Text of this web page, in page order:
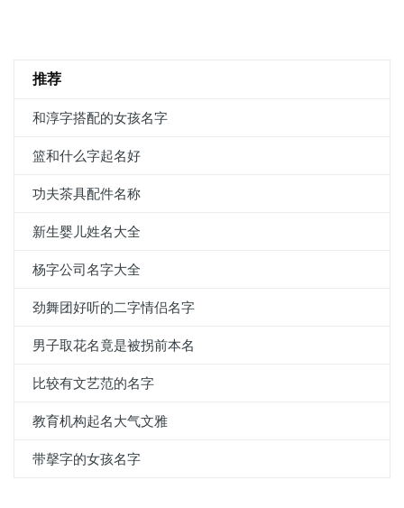
推荐
和淳字搭配的女孩名字
篮和什么字起名好
功夫茶具配件名称
新生婴儿姓名大全
杨字公司名字大全
劲舞团好听的二字情侣名字
男子取花名竟是被拐前本名
比较有文艺范的名字
教育机构起名大气文雅
带撀字的女孩名字